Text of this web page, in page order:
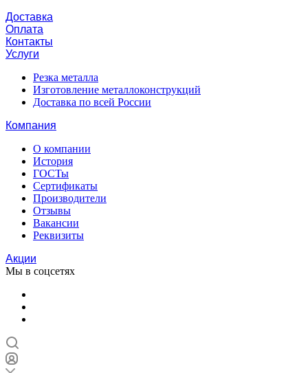
Доставка
Оплата
Контакты
Услуги
Резка металла
Изготовление металлоконструкций
Доставка по всей России
Компания
О компании
История
ГОСТы
Сертификаты
Производители
Отзывы
Вакансии
Реквизиты
Акции
Мы в соцсетях